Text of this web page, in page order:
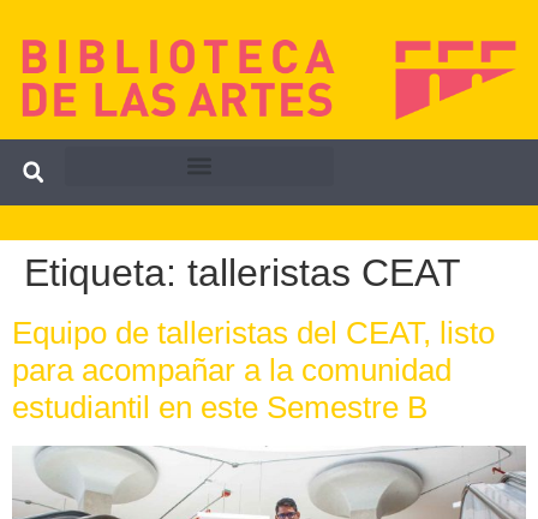
Etiqueta: talleristas CEAT
Equipo de talleristas del CEAT, listo
para acompañar a la comunidad
estudiantil en este Semestre B